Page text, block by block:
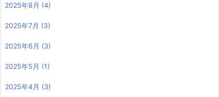
2025年8月 (4)
2025年7月 (3)
2025年6月 (3)
2025年5月 (1)
2025年4月 (3)